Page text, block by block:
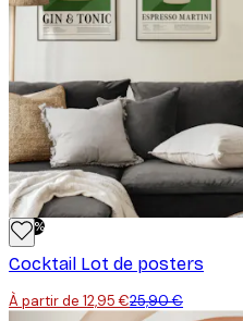
-50%
Cocktail Lot de posters
À partir de 12,95 €25,90 €